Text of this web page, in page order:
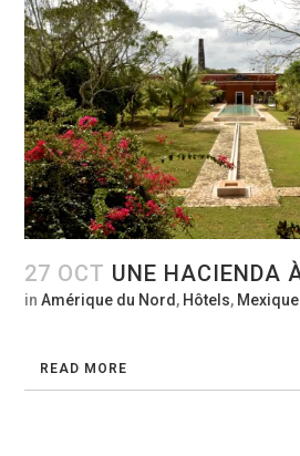
27 OCT UNE HACIENDA
inAmérique du Nord , Hôtels, Mexique
READ MORE